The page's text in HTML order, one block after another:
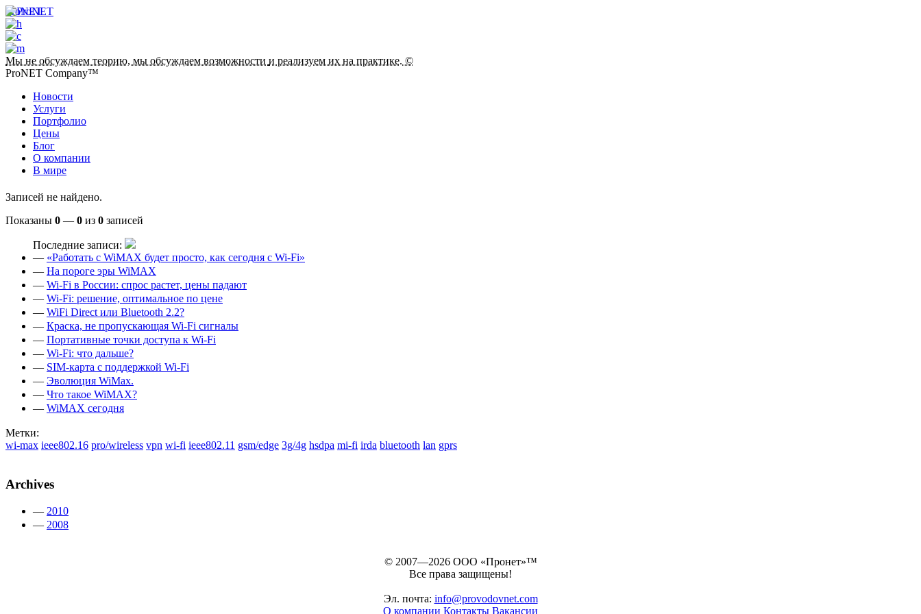
ProNET
Мы не обсуждаем теорию, мы обсуждаем возможности и реализуем их на практике. ©
ProNET Company™
Новости
Услуги
Портфолио
Цены
Блог
О компании
В мире
Записей не найдено.
Показаны 0 — 0 из 0 записей
Последние записи:
— «Работать с WiMAX будет просто, как сегодня с Wi-Fi»
— На пороге эры WiMAX
— Wi-Fi в России: спрос растет, цены падают
— Wi-Fi: решение, оптимальное по цене
— WiFi Direct или Bluetooth 2.2?
— Краска, не пропускающая Wi-Fi сигналы
— Портативные точки доступа к Wi-Fi
— Wi-Fi: что дальше?
— SIM-карта с поддержкой Wi-Fi
— Эволюция WiMax.
— Что такое WiMAX?
— WiMAX сегодня
Метки:
wi-max ieee802.16 pro/wireless vpn wi-fi ieee802.11 gsm/edge 3g/4g hsdpa mi-fi irda bluetooth lan gprs
Archives
— 2010
— 2008
© 2007—2026 ООО «Пронет»™
Все права защищены!
Эл. почта: info@provodovnet.com
О компании Контакты Вакансии